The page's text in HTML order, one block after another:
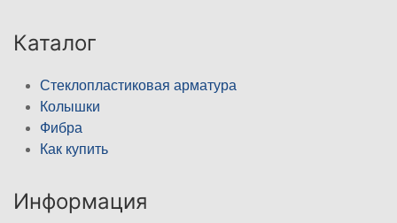
Каталог
Стеклопластиковая арматура
Колышки
Фибра
Как купить
Информация